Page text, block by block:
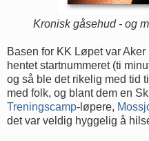
Kronisk gåsehud - og
Basen for KK Løpet var
hentet startnummeret (ti
og så ble det rikelig med tid
med folk, og blant dem en
Treningscamp-løpere,
det var veldig hyggelig å